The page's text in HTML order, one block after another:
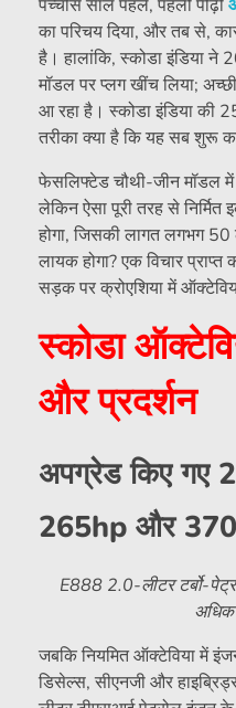
पच्चीस साल पहले, पहली पीढ़ी
का परिचय दिया, और तब से,
है। हालांकि, स्कोडा इंडिया
मॉडल पर प्लग खींच लिया;
आ रहा है। स्कोडा इंडिया की
तरीका क्या है कि यह सब शुरू
फेसलिफ्टेड चौथी-जीन मॉडल
लेकिन ऐसा पूरी तरह से
होगा, जिसकी लागत लगभग
लायक होगा? एक विचार
सड़क पर क्रोएशिया में
स्कोडा
और प्रदर्शन
अपग्रेड किए गए
265hp और
E888 2.0-लीटर टर्बो-
अधिक
जबकि नियमित ऑक्टेविया में
डिसेल्स, सीएनजी और